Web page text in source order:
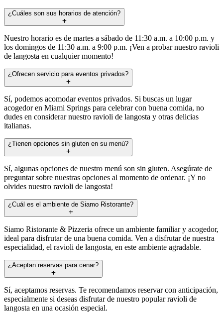
¿Cuáles son sus horarios de atención?
Nuestro horario es de martes a sábado de 11:30 a.m. a 10:00 p.m. y
los domingos de 11:30 a.m. a 9:00 p.m. ¡Ven a probar nuestro ravioli
de langosta en cualquier momento!
¿Ofrecen servicio para eventos privados?
Sí, podemos acomodar eventos privados. Si buscas un lugar
acogedor en Miami Springs para celebrar con buena comida, no
dudes en considerar nuestro ravioli de langosta y otras delicias
italianas.
¿Tienen opciones sin gluten en su menú?
Sí, algunas opciones de nuestro menú son sin gluten. Asegúrate de
preguntar sobre nuestras opciones al momento de ordenar. ¡Y no
olvides nuestro ravioli de langosta!
¿Cuál es el ambiente de Siamo Ristorante?
Siamo Ristorante & Pizzeria ofrece un ambiente familiar y acogedor,
ideal para disfrutar de una buena comida. Ven a disfrutar de nuestra
especialidad, el ravioli de langosta, en este ambiente agradable.
¿Aceptan reservas para cenar?
Sí, aceptamos reservas. Te recomendamos reservar con anticipación,
especialmente si deseas disfrutar de nuestro popular ravioli de
langosta en una ocasión especial.